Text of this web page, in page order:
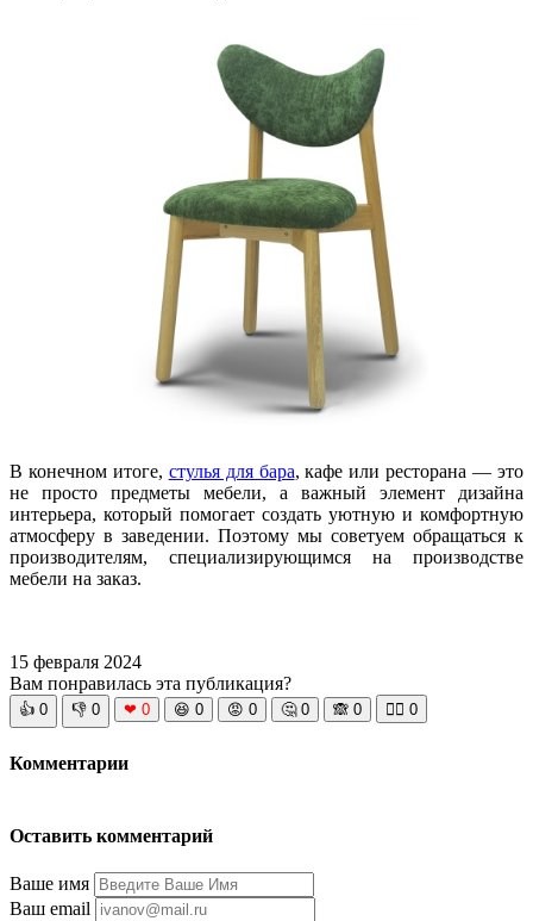
В конечном итоге, стулья для бара, кафе или ресторана — это
не просто предметы мебели, а важный элемент дизайна
интерьера, который помогает создать уютную и комфортную
атмосферу в заведении. Поэтому мы советуем обращаться к
производителям, специализирующимся на производстве
мебели на заказ.
15 февраля 2024
Вам понравилась эта публикация?
👍 0 👎 0 ❤ 0 😆 0 😡 0 🤔 0 🙈 0 🧘‍♀️ 0
Комментарии
Оставить комментарий
Ваше имя
Ваш email